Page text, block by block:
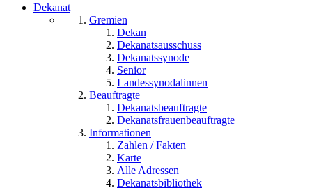
Dekanat
Gremien
Dekan
Dekanatsausschuss
Dekanatssynode
Senior
Landessynodalinnen
Beauftragte
Dekanatsbeauftragte
Dekanatsfrauenbeauftragte
Informationen
Zahlen / Fakten
Karte
Alle Adressen
Dekanatsbibliothek